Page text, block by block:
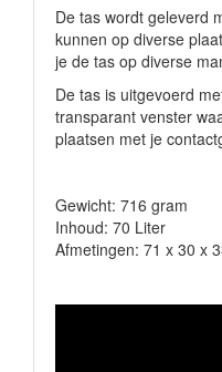
De tas wordt geleverd
kunnen op diverse
je de tas op diverse
De tas is uitgevoerd
transparant venster
plaatsen met je
Gewicht: 716 gram
Inhoud: 70 Liter
Afmetingen: 71 x 30 x